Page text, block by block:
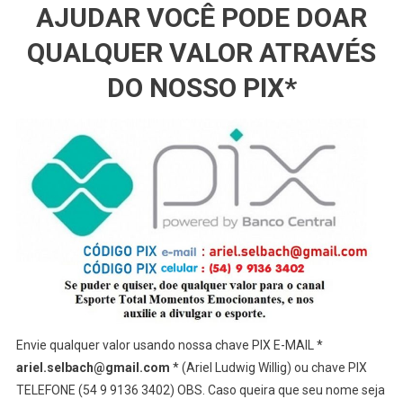
AJUDAR VOCÊ PODE DOAR
QUALQUER VALOR ATRAVÉS
DO NOSSO PIX*
Envie qualquer valor usando nossa chave PIX E-MAIL *
ariel.selbach@gmail.com * (Ariel Ludwig Willig) ou chave PIX
TELEFONE (54 9 9136 3402) OBS. Caso queira que seu nome seja